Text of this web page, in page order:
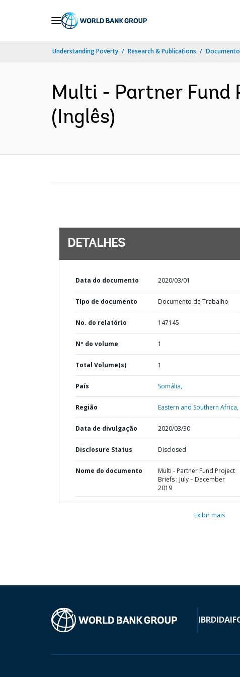
Understanding Poverty Research & Publications
Multi - Partner Fund
(Inglês)
DETALHES
Data do documento 2020/03/01
TIpo de documento Documento de Trabalho
No. do relatório 147145
Nº do volume 1
Total Volume(s) 1
País Somália,
Região Eastern and Southern Africa,
Data de divulgação 2020/03/30
Disclosure Status Disclosed
Nome do documento
Multi - Partner Fund Project
Briefs : July – December
2019
Exibir mais
IBRDIDA